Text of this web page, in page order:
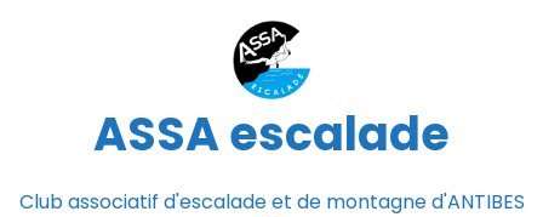
ASSA escalade
Club associatif d'escalade et de montagne d'ANTIBES